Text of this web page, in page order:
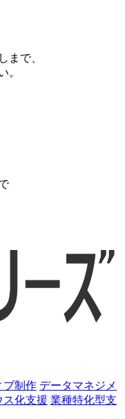
まで、
。
ブ制作 データマネジメ
ス化支援 業種特化型支